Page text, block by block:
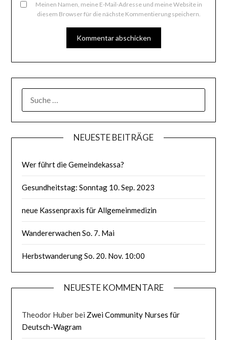
Meinen Namen, meine E-Mail-Adresse und meine Website in
diesem Browser für die nächste Kommentierung speichern.
NACH:
NEUESTE BEITRÄGE
Wer führt die Gemeindekassa?
Gesundheitstag: Sonntag 10. Sep. 2023
neue Kassenpraxis für Allgemeinmedizin
Wandererwachen So. 7. Mai
Herbstwanderung So. 20. Nov. 10:00
NEUESTE KOMMENTARE
Theodor Huberbei Zwei Community Nurses für
Deutsch-Wagram